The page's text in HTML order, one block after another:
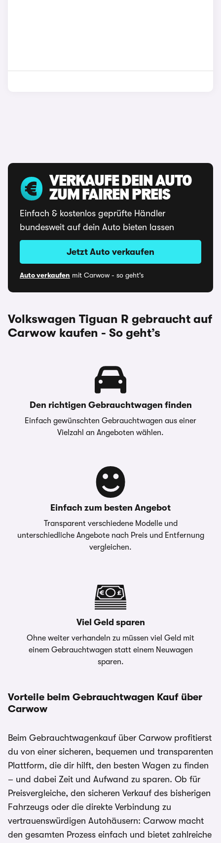
VERKAUFE DEIN AUTO
ZUM FAIREN PREIS
Einfach & kostenlos geprüfte Händler
bundesweit auf dein Auto bieten lassen
Jetzt Auto verkaufen
Auto verkaufen mit Carwow - so geht's
Volkswagen Tiguan R gebraucht auf
Carwow kaufen - So geht’s
Den richtigen Gebrauchtwagen finden
Einfach gewünschten Gebrauchtwagen aus einer
Vielzahl an Angeboten wählen.
Einfach zum besten Angebot
Transparent verschiedene Modelle und
unterschiedliche Angebote nach Preis und Entfernung
vergleichen.
Viel Geld sparen
Ohne weiter verhandeln zu müssen viel Geld mit
einem Gebrauchtwagen statt einem Neuwagen
sparen.
Vorteile beim Gebrauchtwagen Kauf über
Carwow
Beim Gebrauchtwagenkauf über Carwow profitierst
du von einer sicheren, bequemen und transparenten
Plattform, die dir hilft, den besten Wagen zu finden
– und dabei Zeit und Aufwand zu sparen. Ob für
Preisvergleiche, den sicheren Verkauf des bisherigen
Fahrzeugs oder die direkte Verbindung zu
vertrauenswürdigen Autohäusern: Carwow macht
den gesamten Prozess einfach und bietet zahlreiche